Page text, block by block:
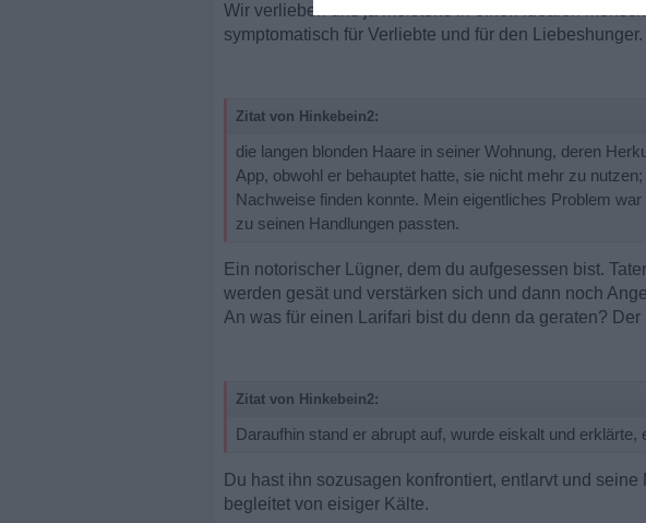
Wir verlieben uns ja meistens in einen idealen
symptomatisch für Verliebte und für den Liebeshunger.
Zitat von Hinkebein2:
die langen blonden Haare in seiner Wohnung, deren
App, obwohl er behauptet hatte, sie nicht mehr zu
Nachweise finden konnte. Mein eigentliches Problem
zu seinen Handlungen passten.
Ein notorischer Lügner, dem du aufgesessen bist.
werden gesät und verstärken sich und dann noch
An was für einen Larifari bist du denn da geraten?
Zitat von Hinkebein2:
Daraufhin stand er abrupt auf, wurde eiskalt und
Du hast ihn sozusagen konfrontiert, entlarvt und
begleitet von eisiger Kälte.